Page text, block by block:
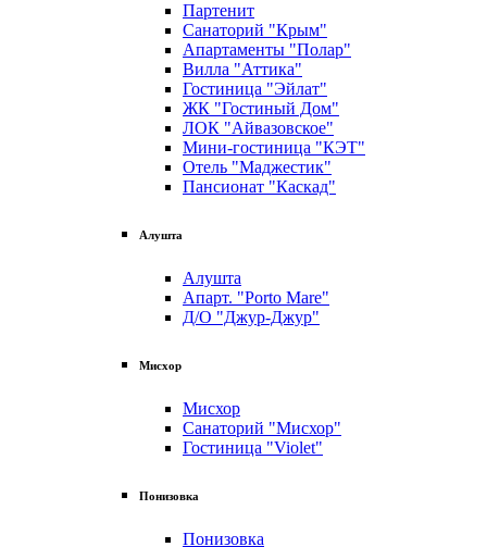
Партенит
Санаторий "Крым"
Апартаменты "Полар"
Вилла "Аттика"
Гостиница "Эйлат"
ЖК "Гостиный Дом"
ЛОК "Айвазовское"
Мини-гостиница "КЭТ"
Отель "Маджестик"
Пансионат "Каскад"
Алушта
Алушта
Апарт. "Porto Mare"
Д/О "Джур-Джур"
Мисхор
Мисхор
Санаторий "Мисхор"
Гостиница "Violet"
Понизовка
Понизовка